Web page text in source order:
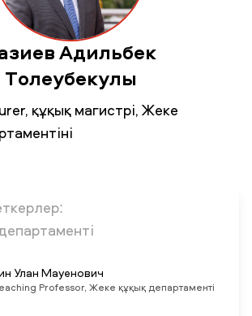
және қолдау
ТУРАЛЫЖҰМЫС ОРЫНДАРЫ
Адильбек
Толеубекулы
құқық магистрі, Жеке
Улан Мауенович
Professor, Жеке құқық департаменті